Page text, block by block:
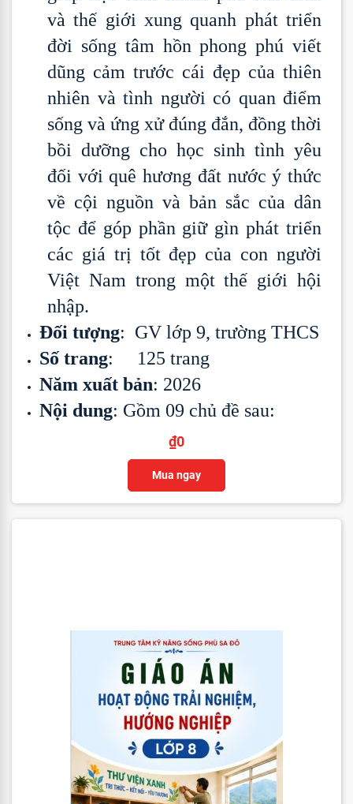
và thế giới xung quanh phát triển
đời sống tâm hồn phong phú viết
dũng cảm trước cái đẹp của thiên
nhiên và tình người có quan điểm
sống và ứng xử đúng đắn, đồng thời
bồi dưỡng cho học sinh tình yêu
đối với quê hương đất nước ý thức
về cội nguồn và bản sắc của dân
tộc để góp phần giữ gìn phát triển
các giá trị tốt đẹp của con người
Việt Nam trong một thế giới hội
nhập.
Đối tượng: GV lớp 9, trường THCS
Số trang: 125 trang
Năm xuất bản: 2026
Nội dung: Gồm 09 chủ đề sau:
₫0
Mua ngay